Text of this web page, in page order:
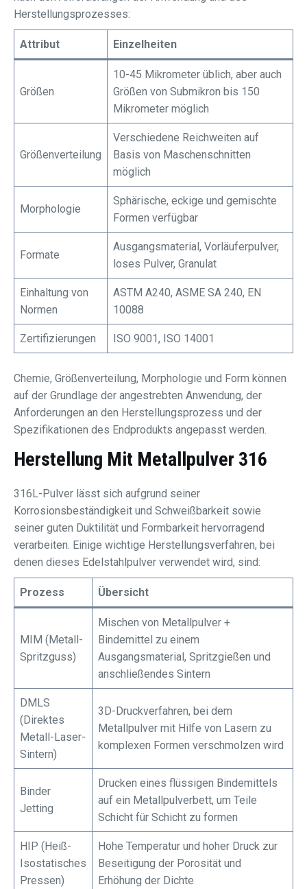
Herstellungsprozesses:
Attribut Einzelheiten
Größen
10-45 Mikrometer üblich, aber auch
Größen von Submikron bis 150
Mikrometer möglich
Größenverteilung
Verschiedene Reichweiten auf
Basis von Maschenschnitten
möglich
Morphologie
Sphärische, eckige und gemischte
Formen verfügbar
Formate
Ausgangsmaterial, Vorläuferpulver,
loses Pulver, Granulat
Einhaltung von
Normen
ASTM A240, ASME SA 240, EN
10088
Zertifizierungen ISO 9001, ISO 14001
Chemie, Größenverteilung, Morphologie und Form können
auf der Grundlage der angestrebten Anwendung, der
Anforderungen an den Herstellungsprozess und der
Spezifikationen des Endprodukts angepasst werden.
Herstellung Mit Metallpulver 316
316L-Pulver lässt sich aufgrund seiner
Korrosionsbeständigkeit und Schweißbarkeit sowie
seiner guten Duktilität und Formbarkeit hervorragend
verarbeiten. Einige wichtige Herstellungsverfahren, bei
denen dieses Edelstahlpulver verwendet wird, sind:
Prozess Übersicht
MIM (Metall-
Spritzguss)
Mischen von Metallpulver +
Bindemittel zu einem
Ausgangsmaterial, Spritzgießen und
anschließendes Sintern
DMLS
(Direktes
Metall-Laser-
Sintern)
3D-Druckverfahren, bei dem
Metallpulver mit Hilfe von Lasern zu
komplexen Formen verschmolzen wird
Binder
Jetting
Drucken eines flüssigen Bindemittels
auf ein Metallpulverbett, um Teile
Schicht für Schicht zu formen
HIP (Heiß-
Isostatisches
Pressen)
Hohe Temperatur und hoher Druck zur
Beseitigung der Porosität und
Erhöhung der Dichte